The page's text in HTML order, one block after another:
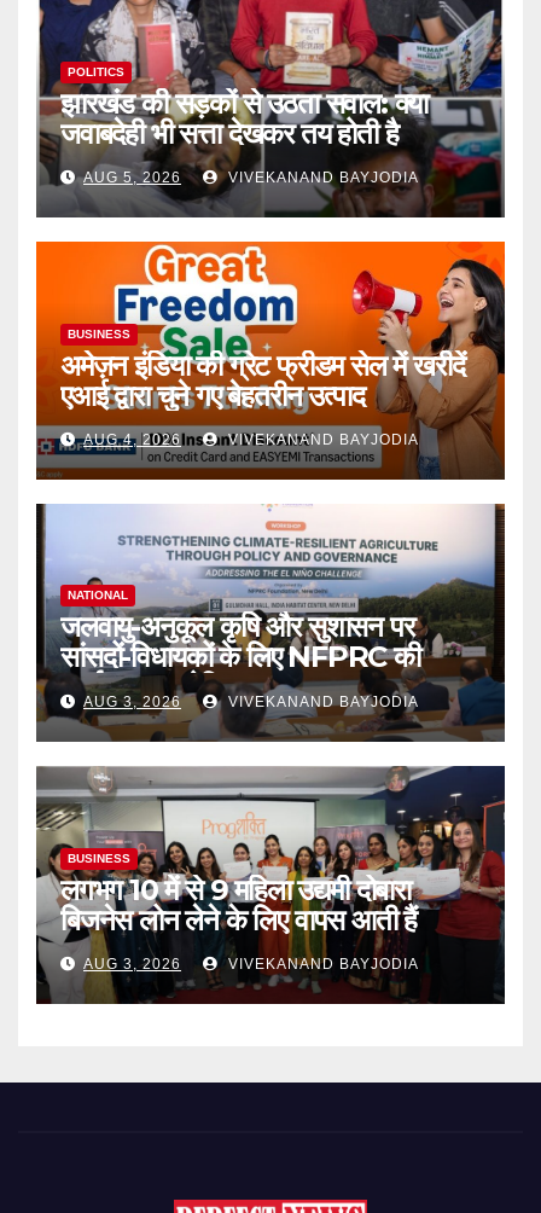
POLITICS
झारखंड की सड़कों से उठता सवाल: क्या
जवाबदेही भी सत्ता देखकर तय होती है
AUG 5, 2026 VIVEKANAND BAYJODIA
BUSINESS
अमेज़न इंडिया की ग्रेट फ्रीडम सेल में खरीदें
एआई द्वारा चुने गए बेहतरीन उत्पाद
AUG 4, 2026 VIVEKANAND BAYJODIA
NATIONAL
जलवायु-अनुकूल कृषि और सुशासन पर
सांसदों-विधायकों के लिए NFPRC की
कार्यशाला आयोजित
AUG 3, 2026 VIVEKANAND BAYJODIA
BUSINESS
लगभग 10 में से 9 महिला उद्यमी दोबारा
बिजनेस लोन लेने के लिए वापस आती हैं
AUG 3, 2026 VIVEKANAND BAYJODIA